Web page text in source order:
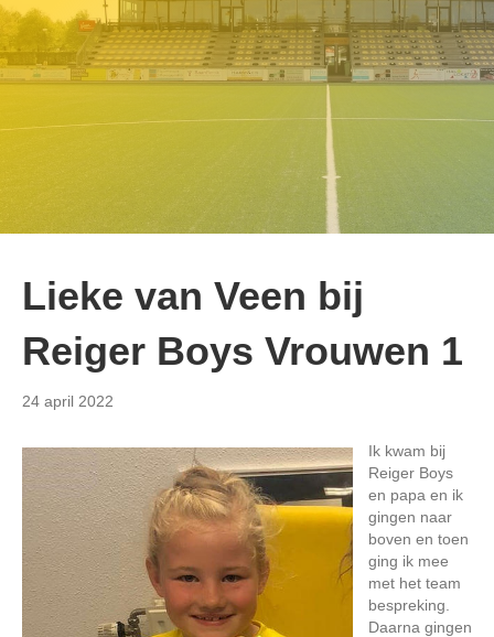
Lieke van Veen bij
Reiger Boys Vrouwen 1
24 april 2022
Ik kwam bij
Reiger Boys
en papa en ik
gingen naar
boven en toen
ging ik mee
met het team
bespreking.
Daarna gingen